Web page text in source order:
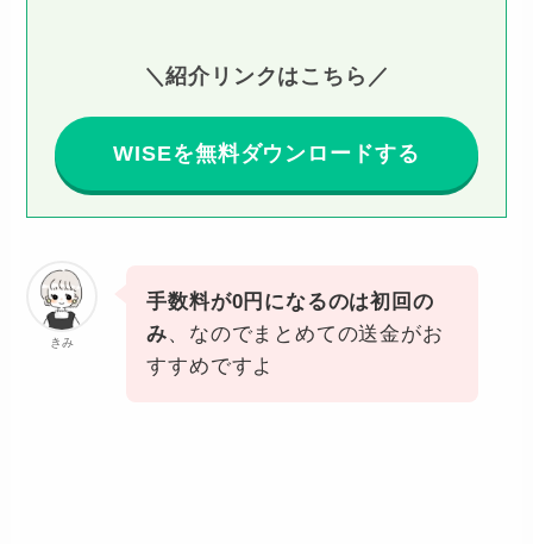
＼紹介リンクはこちら／
WISEを無料ダウンロードする
きみ
手数料が0円になるのは初回の
み、なのでまとめての送金がお
すすめですよ